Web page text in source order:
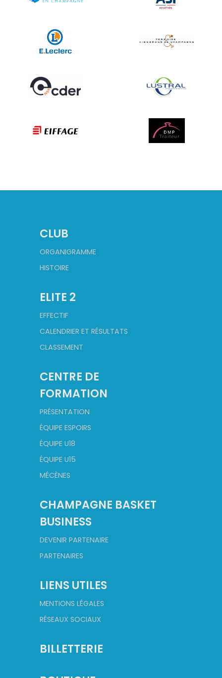
CLUB
ORGANIGRAMME
HISTOIRE
ELITE 2
EFFECTIF
CALENDRIER ET RÉSULTATS
CLASSEMENT
CENTRE DE
FORMATION
PRÉSENTATION
ÉQUIPE ESPOIRS
ÉQUIPE U18
ÉQUIPE U15
MÉCÈNES
CHAMPAGNE BASKET
BUSINESS
DEVENIR PARTENAIRE
PARTENAIRES
LIENS UTILES
MENTIONS LÉGALES
RÉSEAUX SOCIAUX
BILLETTERIE